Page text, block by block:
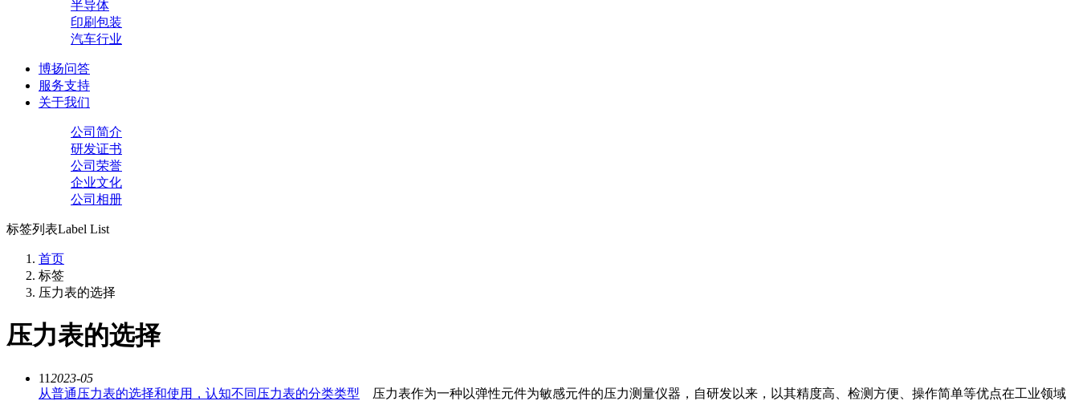
半导体
印刷包装
汽车行业
博扬问答
服务支持
关于我们
公司简介
研发证书
公司荣誉
企业文化
公司相册
标签列表Label List
首页
标签
压力表的选择
压力表的选择
112023-05
从普通压力表的选择和使用，认知不同压力表的分类类型 压力表作为一种以弹性元件为敏感元件的压力测量仪器，自研发以来，以其精度高、检测方便、操作简单等优点在工业领域